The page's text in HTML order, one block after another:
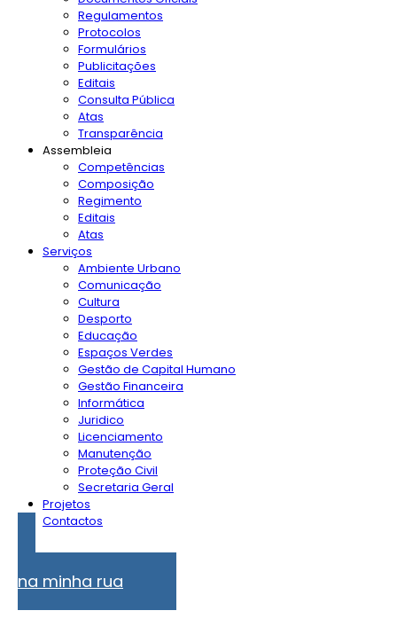
Regulamentos
Protocolos
Formulários
Publicitações
Editais
Consulta Pública
Atas
Transparência
Assembleia
Competências
Composição
Regimento
Editais
Atas
Serviços
Ambiente Urbano
Comunicação
Cultura
Desporto
Educação
Espaços Verdes
Gestão de Capital Humano
Gestão Financeira
Informática
Juridico
Licenciamento
Manutenção
Proteção Civil
Secretaria Geral
Projetos
Contactos
na minha rua